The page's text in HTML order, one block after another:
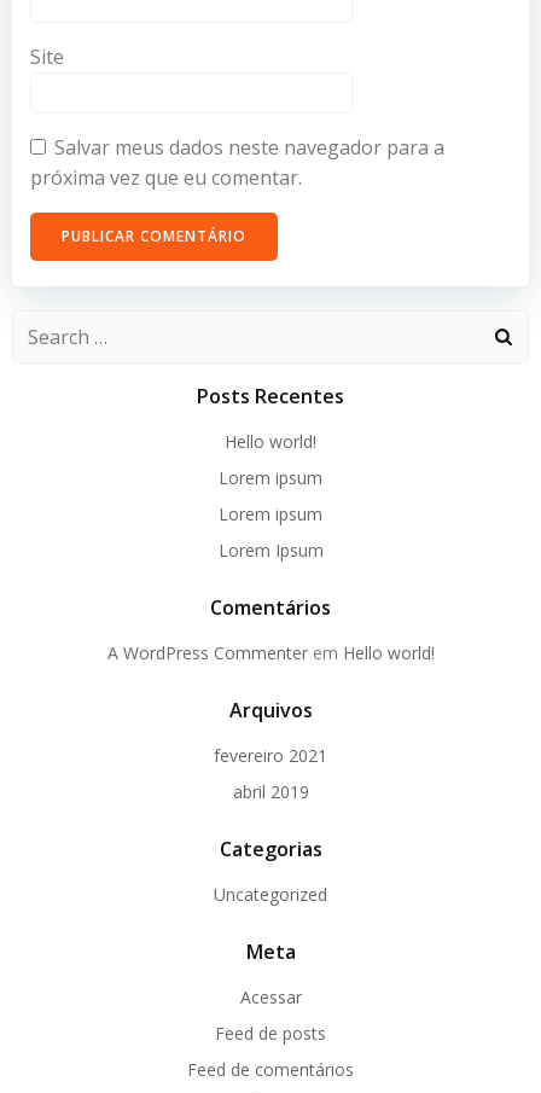
Site
Salvar meus dados neste navegador para a
próxima vez que eu comentar.
Search
Posts Recentes
Hello world!
Lorem ipsum
Lorem ipsum
Lorem Ipsum
Comentários
A WordPress Commenterem Hello world!
Arquivos
fevereiro 2021
abril 2019
Categorias
Uncategorized
Meta
Acessar
Feed de posts
Feed de comentários